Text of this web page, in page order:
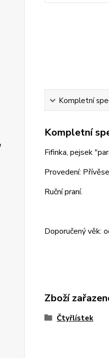
Kompletní
Kompletní
Fifinka, pejsek
Provedení:
Ruční praní.
Doporučený věk:
Zboží
Čtyřlístek